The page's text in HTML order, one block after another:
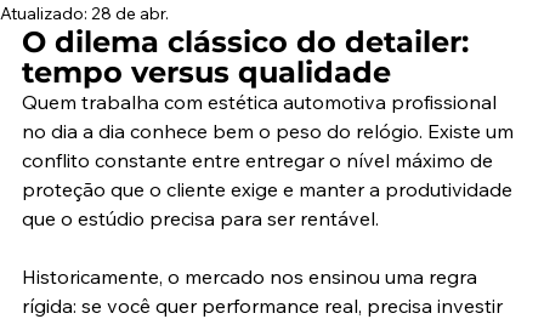
Atualizado: 28 de abr.
O dilema clássico do detailer:
tempo versus qualidade
Quem trabalha com estética automotiva profissional
no dia a dia conhece bem o peso do relógio. Existe um
conflito constante entre entregar o nível máximo de
proteção que o cliente exige e manter a produtividade
que o estúdio precisa para ser rentável.
Historicamente, o mercado nos ensinou uma regra
rígida: se você quer performance real, precisa investir